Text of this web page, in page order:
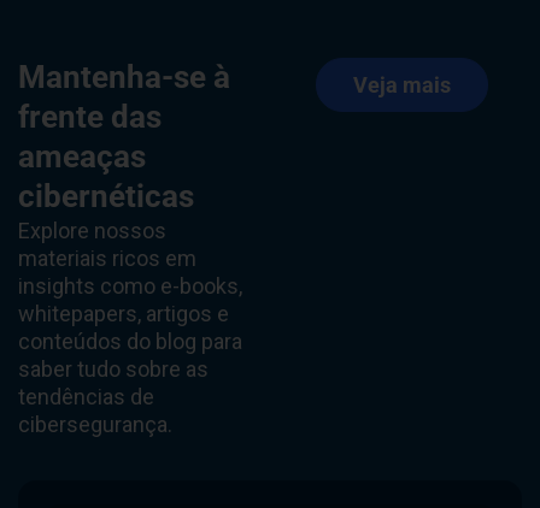
Mantenha-se à
frente das
ameaças
cibernéticas
Explore nossos
materiais ricos em
insights como e-books,
whitepapers, artigos e
conteúdos do blog para
saber tudo sobre as
tendências de
cibersegurança.
Veja mais